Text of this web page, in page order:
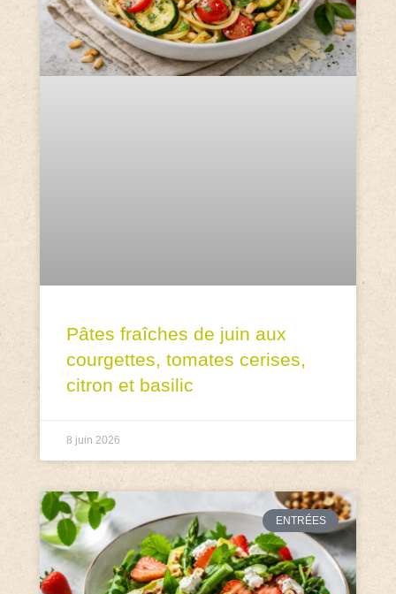
Pâtes fraîches de juin aux
courgettes, tomates cerises,
citron et basilic
8 juin 2026
ENTRÉES